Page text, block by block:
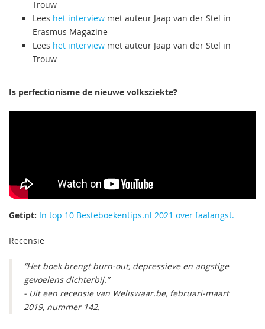
Trouw
Lees het interview met auteur Jaap van der Stel in
Erasmus Magazine
Lees het interview met auteur Jaap van der Stel in
Trouw
Is perfectionisme de nieuwe volksziekte?
Getipt: In top 10 Besteboekentips.nl 2021 over faalangst.
Recensie
“Het boek brengt burn-out, depressieve en angstige
gevoelens dichterbij.”
- Uit een recensie van Weliswaar.be, februari-maart
2019, nummer 142.